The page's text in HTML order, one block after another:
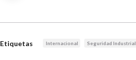
Etiquetas Internacional Seguridad Industrial